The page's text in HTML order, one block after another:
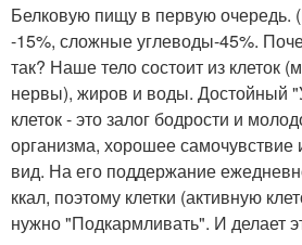
Белковую пищу в первую очередь.
-15%, сложные углеводы-45%.
так? Наше тело состоит из клеток
нервы), жиров и воды. Достойный
клеток - это залог бодрости и
организма, хорошее
вид. На его поддержание
ккал, поэтому клетки (активную
нужно "Подкармливать". И делает